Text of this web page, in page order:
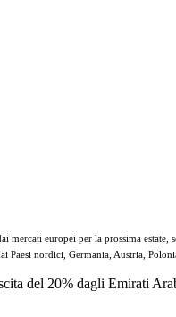
europei per la prossima estate,
nordici, Germania, Austria,
del 20% dagli Emirati